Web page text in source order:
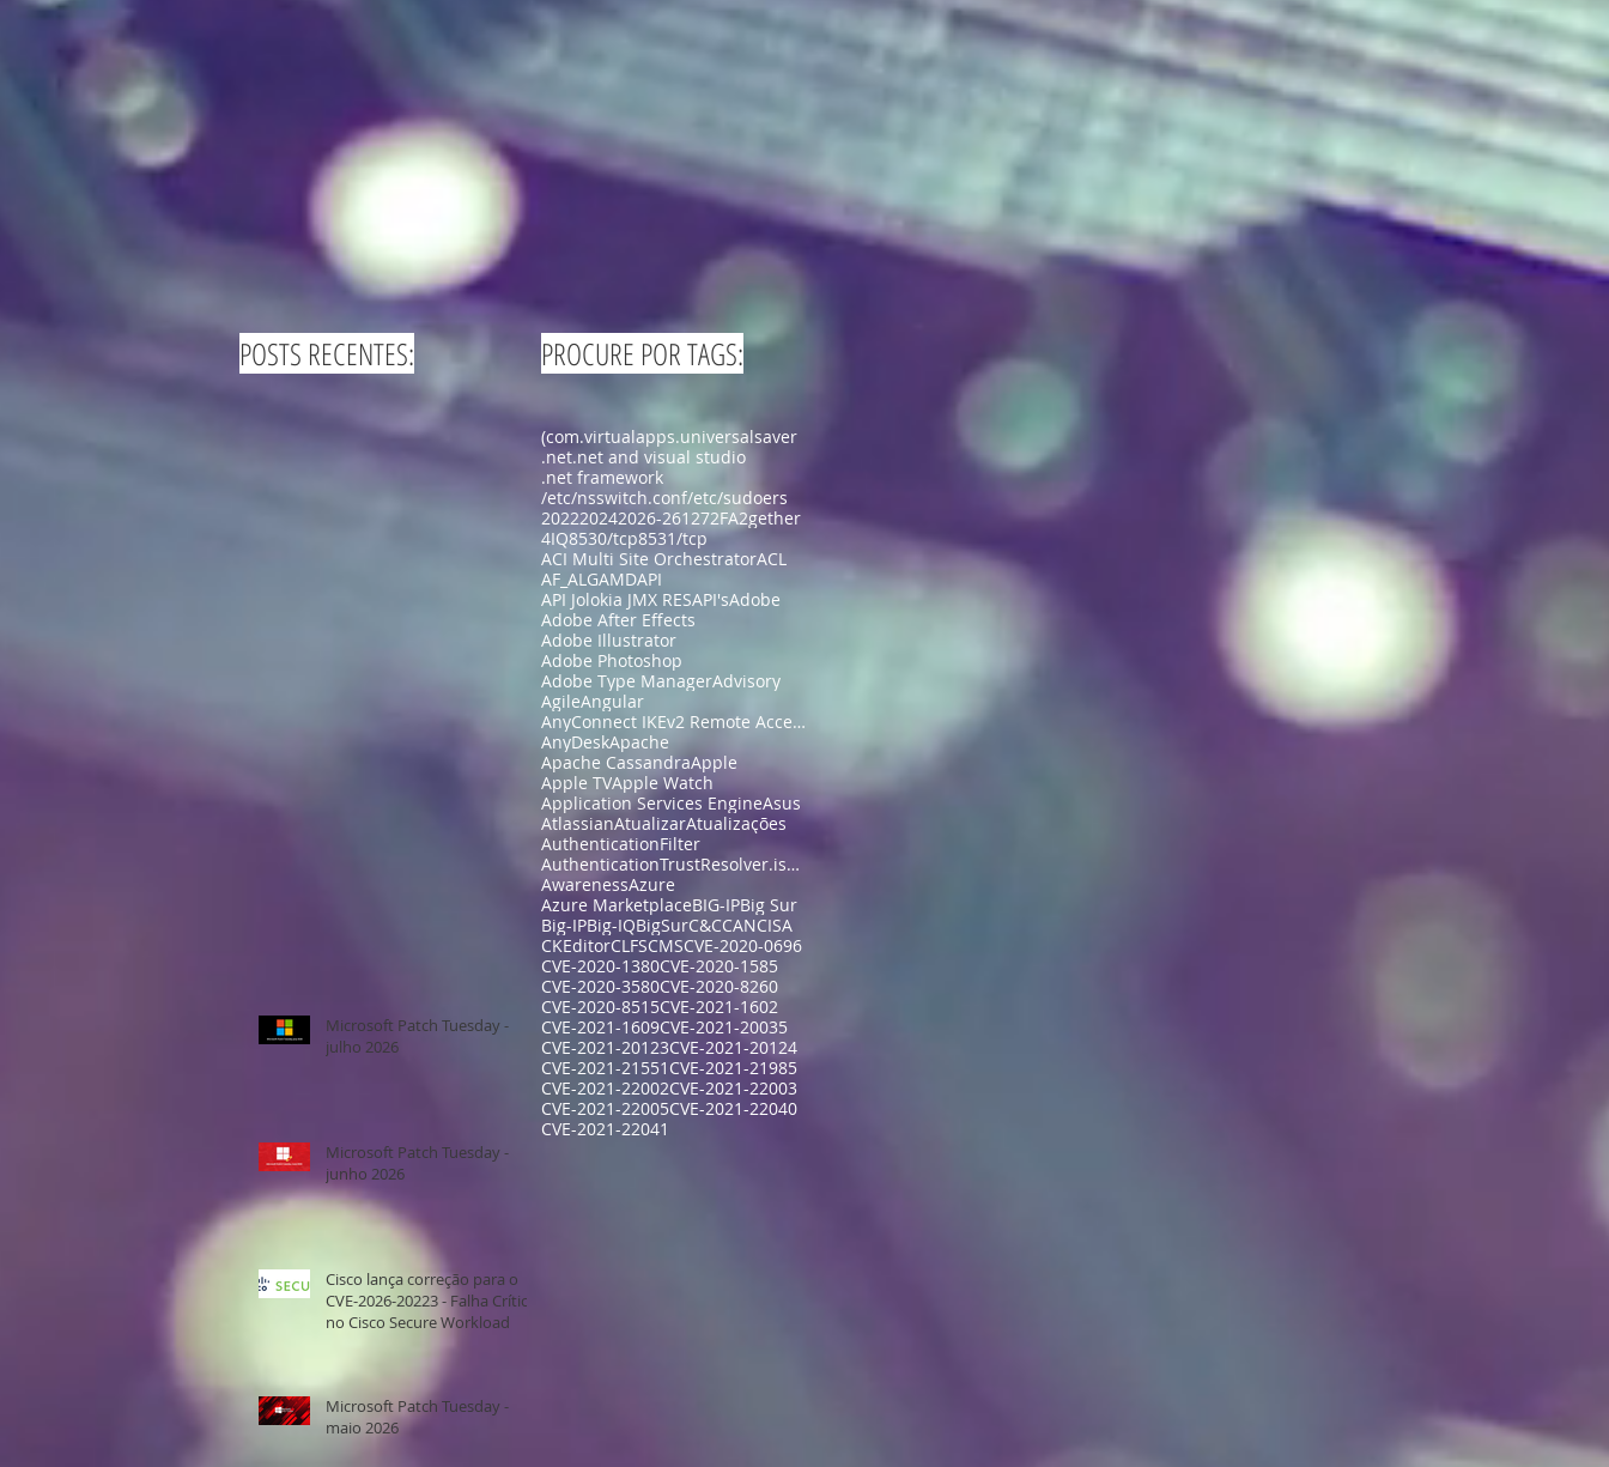
POSTS RECENTES:
Microsoft Patch Tuesday -
julho 2026
Microsoft Patch Tuesday -
junho 2026
Cisco lança correção para o
CVE-2026-20223 - Falha Crítica
no Cisco Secure Workload
Microsoft Patch Tuesday -
maio 2026
PROCURE POR TAGS:
(com.virtualapps.universalsaver
.net.net and visual studio
.net framework
/etc/nsswitch.conf/etc/sudoers
202220242026-261272FA2gether
4IQ8530/tcp8531/tcp
ACI Multi Site OrchestratorACL
AF_ALGAMDAPI
API Jolokia JMX RESAPI'sAdobe
Adobe After Effects
Adobe Illustrator
Adobe Photoshop
Adobe Type ManagerAdvisory
AgileAngular
AnyConnect IKEv2 Remote Access
AnyDeskApache
Apache CassandraApple
Apple TVApple Watch
Application Services EngineAsus
AtlassianAtualizarAtualizações
AuthenticationFilter
AuthenticationTrustResolver.isFullyAuthenticated
AwarenessAzure
Azure MarketplaceBIG-IPBig Sur
Big-IPBig-IQBigSurC&CCANCISA
CKEditorCLFSCMSCVE-2020-0696
CVE-2020-1380CVE-2020-1585
CVE-2020-3580CVE-2020-8260
CVE-2020-8515CVE-2021-1602
CVE-2021-1609CVE-2021-20035
CVE-2021-20123CVE-2021-20124
CVE-2021-21551 CVE-2021-21985
CVE-2021-22002CVE-2021-22003
CVE-2021-22005CVE-2021-22040
CVE-2021-22041